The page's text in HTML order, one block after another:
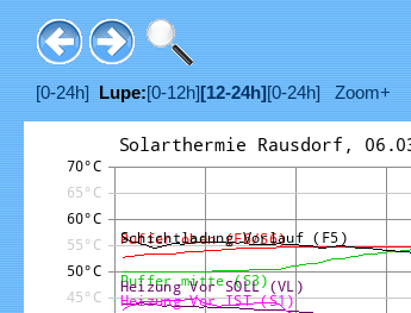
[0-24h] Lupe:[0-12h] [12-24h] [0-24h] Zoom+